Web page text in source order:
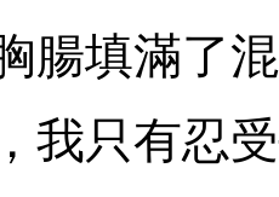
腸填滿了
我只有忍